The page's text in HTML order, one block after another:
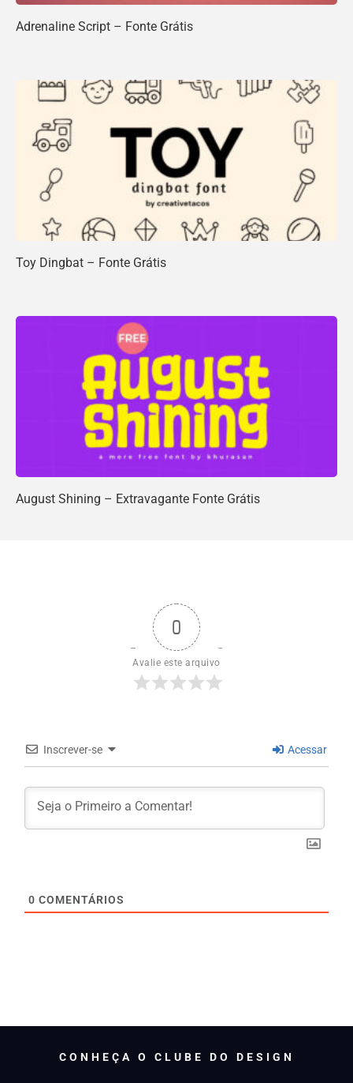
Adrenaline Script – Fonte Grátis
Toy Dingbat – Fonte Grátis
August Shining – Extravagante Fonte Grátis
0
Avalie este arquivo
Inscrever-se Acessar
0 COMENTÁRIOS
CONHEÇA O CLUBE DO DESIGN